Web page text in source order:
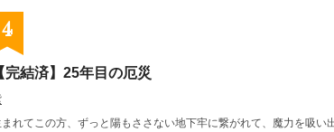
4
完結済】25年目の厄災
れてこの方、ずっと陽もささない地下牢に繋がれて、魔力を吸